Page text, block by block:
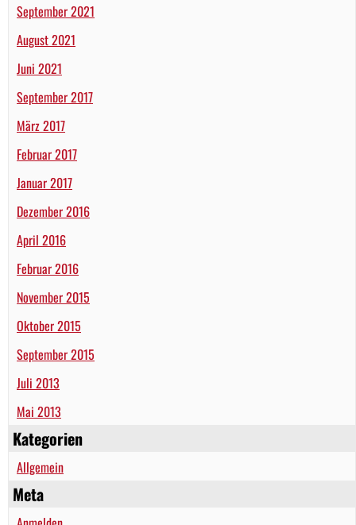
September 2021
August 2021
Juni 2021
September 2017
März 2017
Februar 2017
Januar 2017
Dezember 2016
April 2016
Februar 2016
November 2015
Oktober 2015
September 2015
Juli 2013
Mai 2013
Kategorien
Allgemein
Meta